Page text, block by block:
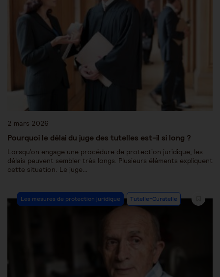
2 mars 2026
Pourquoi le délai du juge des tutelles est-il si long ?
Lorsqu’on engage une procédure de protection juridique, les
délais peuvent sembler très longs. Plusieurs éléments expliquent
cette situation. Le juge…
Les mesures de protection juridique Tutelle-Curatelle